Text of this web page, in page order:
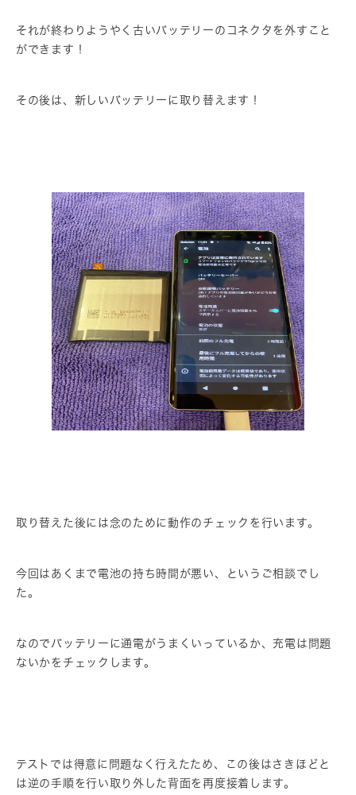
それが終わりようやく古いバッテリーのコネクタを外すこと
ができます！
その後は、新しいバッテリーに取り替えます！
取り替えた後には念のために動作のチェックを行います。
今回はあくまで電池の持ち時間が悪い、というご相談でし
た。
なのでバッテリーに通電がうまくいっているか、充電は問題
ないかをチェックします。
テストでは得意に問題なく行えたため、この後はさきほどと
は逆の手順を行い取り外した背面を再度接着します。